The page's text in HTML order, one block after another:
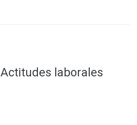
Actitudes laborales